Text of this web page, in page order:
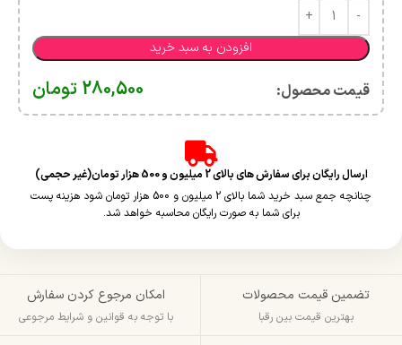
افزودن به سبد خرید
قیمت محصول:​ 280,500 تومان
ارسال رایگان برای سفارش های بالای 2 میلیون و 500 هزار تومان(غیر حجمی)
چنانچه جمع سبد خرید شما بالای 2 میلیون و 500 هزار تومان شود هزینه پست
برای شما به صورت رایگان محاسبه خواهد شد.
تضمین قیمت محصولات
بهترین قیمت بین رقبا
امکان مرجوع کردن سفارش
با توجه به قوانین و شرایط مرجوعی